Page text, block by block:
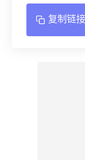
复制链接